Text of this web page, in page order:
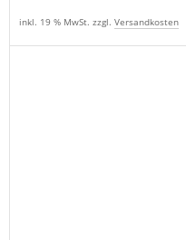
inkl. 19 % MwSt. zzgl. Versandkosten